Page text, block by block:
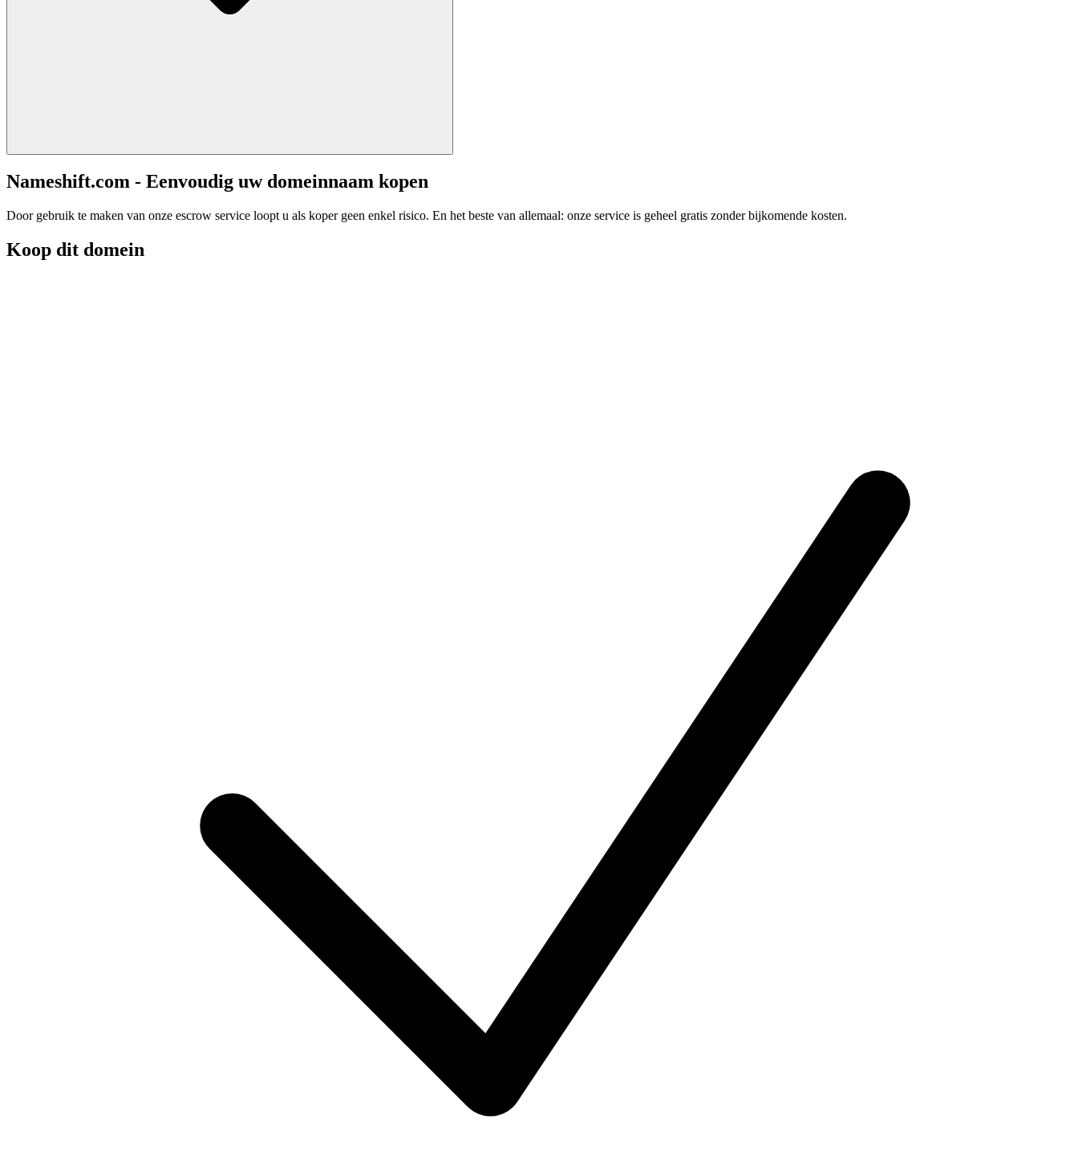
Nameshift.com - Eenvoudig uw domeinnaam kopen
Door gebruik te maken van onze escrow service loopt u als koper geen enkel risico. En het beste van allemaal: onze service is geheel gratis zonder bijkomende kosten.
Koop dit domein